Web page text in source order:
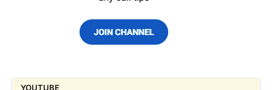
YOUTUBE